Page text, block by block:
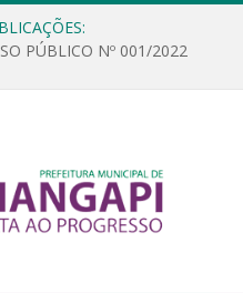
PÚBLICO Nº 001/2022